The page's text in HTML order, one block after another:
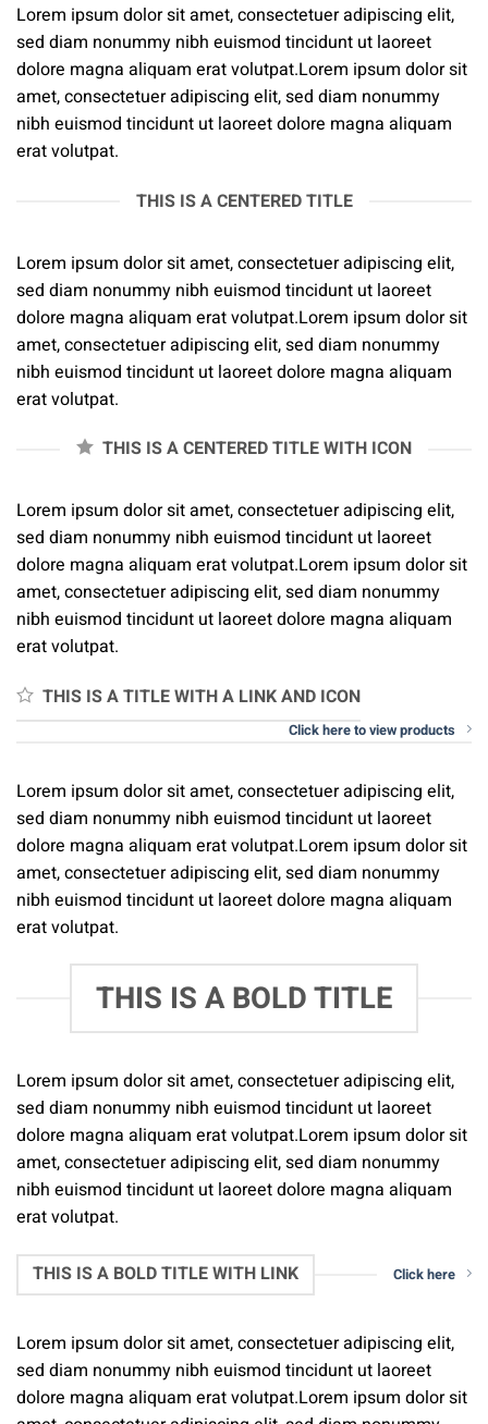
Lorem ipsum dolor sit amet, consectetuer adipiscing elit,
sed diam nonummy nibh euismod tincidunt ut laoreet
dolore magna aliquam erat volutpat.Lorem ipsum dolor sit
amet, consectetuer adipiscing elit, sed diam nonummy
nibh euismod tincidunt ut laoreet dolore magna aliquam
erat volutpat.
THIS IS A CENTERED TITLE
Lorem ipsum dolor sit amet, consectetuer adipiscing elit,
sed diam nonummy nibh euismod tincidunt ut laoreet
dolore magna aliquam erat volutpat.Lorem ipsum dolor sit
amet, consectetuer adipiscing elit, sed diam nonummy
nibh euismod tincidunt ut laoreet dolore magna aliquam
erat volutpat.
THIS IS A CENTERED TITLE WITH ICON
Lorem ipsum dolor sit amet, consectetuer adipiscing elit,
sed diam nonummy nibh euismod tincidunt ut laoreet
dolore magna aliquam erat volutpat.Lorem ipsum dolor sit
amet, consectetuer adipiscing elit, sed diam nonummy
nibh euismod tincidunt ut laoreet dolore magna aliquam
erat volutpat.
THIS IS A TITLE WITH A LINK AND ICON
Click here to view products
Lorem ipsum dolor sit amet, consectetuer adipiscing elit,
sed diam nonummy nibh euismod tincidunt ut laoreet
dolore magna aliquam erat volutpat.Lorem ipsum dolor sit
amet, consectetuer adipiscing elit, sed diam nonummy
nibh euismod tincidunt ut laoreet dolore magna aliquam
erat volutpat.
THIS IS A BOLD TITLE
Lorem ipsum dolor sit amet, consectetuer adipiscing elit,
sed diam nonummy nibh euismod tincidunt ut laoreet
dolore magna aliquam erat volutpat.Lorem ipsum dolor sit
amet, consectetuer adipiscing elit, sed diam nonummy
nibh euismod tincidunt ut laoreet dolore magna aliquam
erat volutpat.
THIS IS A BOLD TITLE WITH LINK Click here
Lorem ipsum dolor sit amet, consectetuer adipiscing elit,
sed diam nonummy nibh euismod tincidunt ut laoreet
dolore magna aliquam erat volutpat.Lorem ipsum dolor sit